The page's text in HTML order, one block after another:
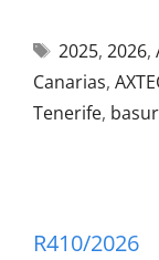
2025, 2026,
Canarias,
Tenerife,
R410/2026